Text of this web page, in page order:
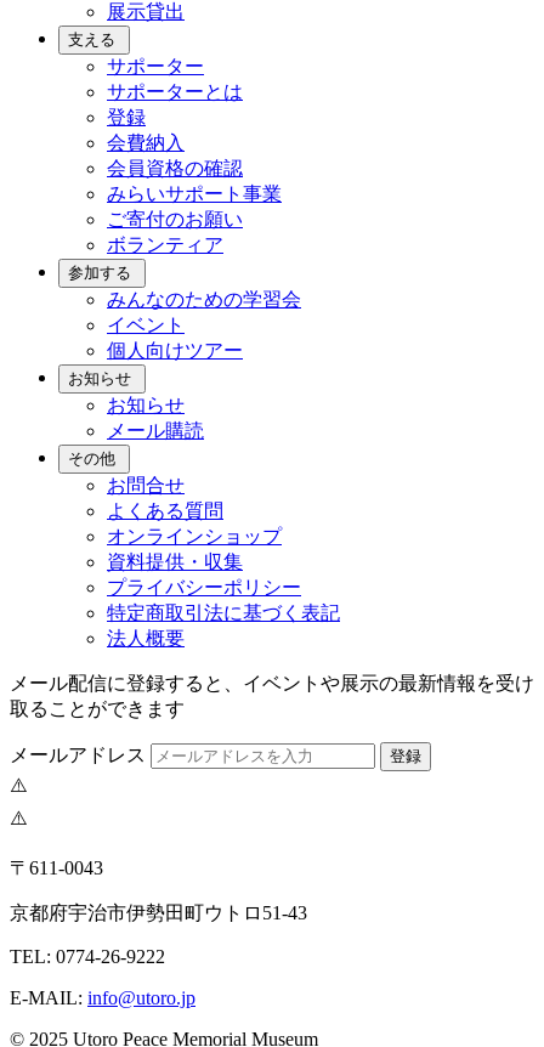
展示貸出
支える
サポーター
サポーターとは
登録
会費納入
会員資格の確認
みらいサポート事業
ご寄付のお願い
ボランティア
参加する
みんなのための学習会
イベント
個人向けツアー
お知らせ
お知らせ
メール購読
その他
お問合せ
よくある質問
オンラインショップ
資料提供・収集
プライバシーポリシー
特定商取引法に基づく表記
法人概要
メール配信に登録すると、イベントや展示の最新情報を受け
取ることができます
メールアドレス 登録
〒611-0043
京都府宇治市伊勢田町ウトロ51-43
TEL: 0774-26-9222
E-MAIL: info@utoro.jp
© 2025 Utoro Peace Memorial Museum